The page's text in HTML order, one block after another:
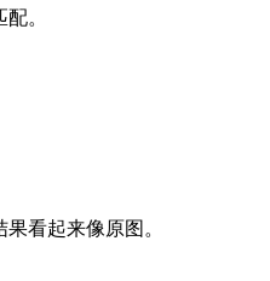
。
看起来像原图。